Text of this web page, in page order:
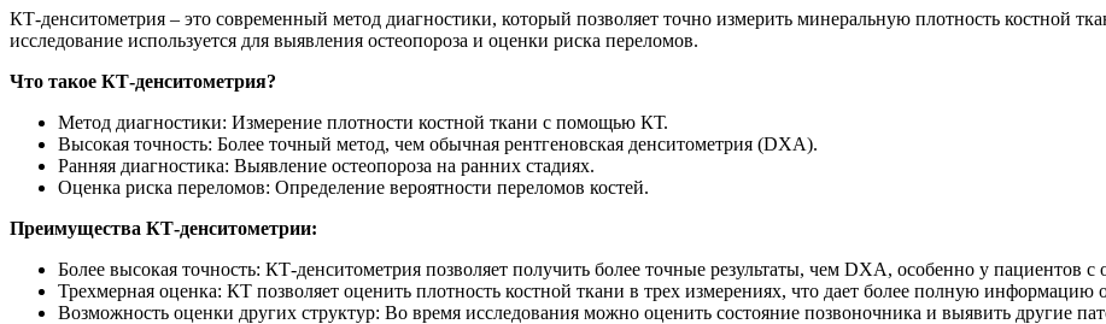
КТ-денситометрия – это современный метод диагностики, который позволяет точно измерить минеральную плотность костной
исследование используется для выявления остеопороза и оценки риска переломов.
Что такое КТ-денситометрия?
Метод диагностики: Измерение плотности костной ткани с помощью КТ.
Высокая точность: Более точный метод, чем обычная рентгеновская денситометрия (DXA).
Ранняя диагностика: Выявление остеопороза на ранних стадиях.
Оценка риска переломов: Определение вероятности переломов костей.
Преимущества КТ-денситометрии:
Более высокая точность: КТ-денситометрия позволяет получить более точные результаты, чем DXA, особенно у пациентов
Трехмерная оценка: КТ позволяет оценить плотность костной ткани в трех измерениях, что дает более полную информацию
Возможность оценки других структур: Во время исследования можно оценить состояние позвоночника и выявить другие